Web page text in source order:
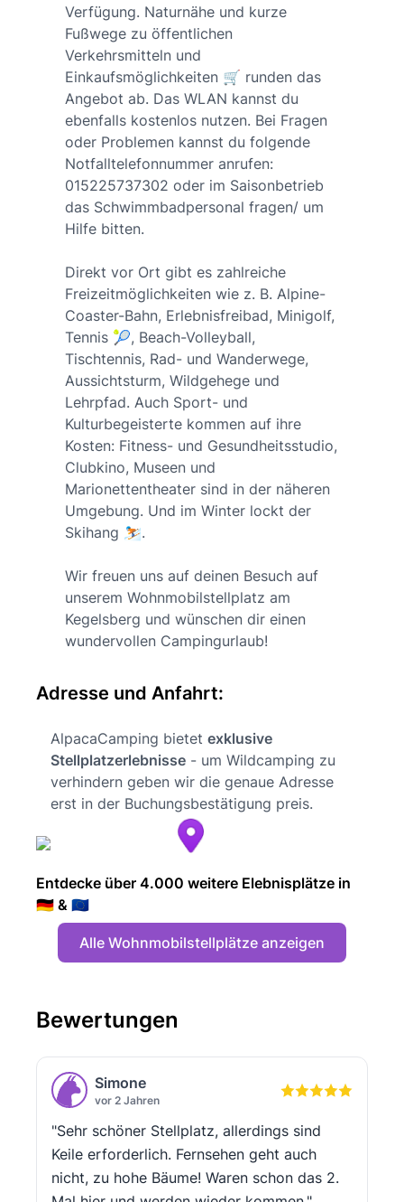
Verfügung. Naturnähe und kurze
Fußwege zu öffentlichen
Verkehrsmitteln und
Einkaufsmöglichkeiten 🛒 runden das
Angebot ab. Das WLAN kannst du
ebenfalls kostenlos nutzen. Bei Fragen
oder Problemen kannst du folgende
Notfalltelefonnummer anrufen:
015225737302 oder im Saisonbetrieb
das Schwimmbadpersonal fragen/ um
Hilfe bitten.
Direkt vor Ort gibt es zahlreiche
Freizeitmöglichkeiten wie z. B. Alpine-
Coaster-Bahn, Erlebnisfreibad, Minigolf,
Tennis 🎾, Beach-Volleyball,
Tischtennis, Rad- und Wanderwege,
Aussichtsturm, Wildgehege und
Lehrpfad. Auch Sport- und
Kulturbegeisterte kommen auf ihre
Kosten: Fitness- und Gesundheitsstudio,
Clubkino, Museen und
Marionettentheater sind in der näheren
Umgebung. Und im Winter lockt der
Skihang ⛷️.
Wir freuen uns auf deinen Besuch auf
unserem Wohnmobilstellplatz am
Kegelsberg und wünschen dir einen
wundervollen Campingurlaub!
Adresse und Anfahrt:
AlpacaCamping bietet exklusive
Stellplatzerlebnisse - um Wildcamping zu
verhindern geben wir die genaue Adresse
erst in der Buchungsbestätigung preis.
Entdecke über 4.000 weitere Elebnisplätze in
🇩🇪 & 🇪🇺
Alle Wohnmobilstellplätze anzeigen
Bewertungen
Simone
vor 2 Jahren
"Sehr schöner Stellplatz, allerdings sind
Keile erforderlich. Fernsehen geht auch
nicht, zu hohe Bäume! Waren schon das 2.